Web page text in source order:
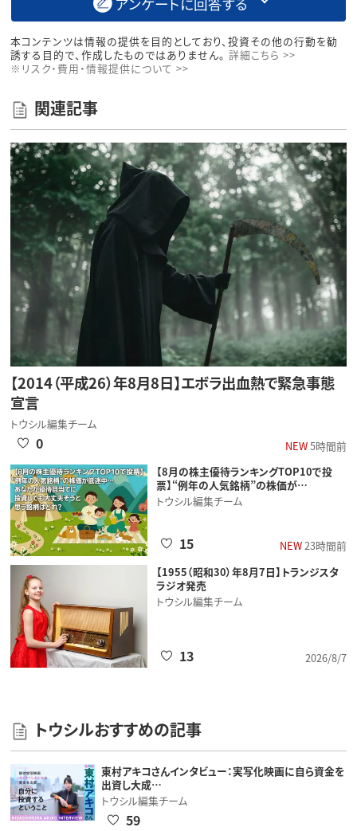
本コンテンツは情報の提供を目的としており、投資その他の行動を勧
誘する目的で、作成したものではありません。 詳細こちら >>
※リスク・費用・情報提供について >>
関連記事
【2014（平成26）年8月8日】エボラ出血熱で緊急事態
宣言
トウシル編集チーム
NEW5時間前
0
【8月の株主優待ランキングTOP10で投
票】“例年の人気銘柄”の株価が…
トウシル編集チーム
NEW23時間前
15
【1955（昭和30）年8月7日】トランジスタ
ラジオ発売
トウシル編集チーム
2026/8/7
13
トウシルおすすめの記事
東村アキコさんインタビュー：実写化映画に自ら資金を
出資し大成…
トウシル編集チーム
59